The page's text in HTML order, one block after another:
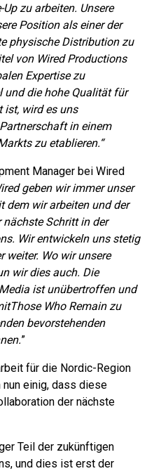
zu arbeiten. Unsere
Position als einer der
physische Distribution zu
von Wired Productions
Expertise zu
und die hohe Qualität für
ist, wird es uns
in einem
zu etablieren.“
Manager bei Wired
geben wir immer unser
dem wir arbeiten und der
nächste Schritt in der
Wir entwickeln uns stetig
weiter. Wo wir unsere
wir dies auch. Die
ist unübertroffen und
Those Who Remain zu
bevorstehenden
”
für die Nordic-Region
einig, dass diese
der nächste
Teil der zukünftigen
und dies ist erst der